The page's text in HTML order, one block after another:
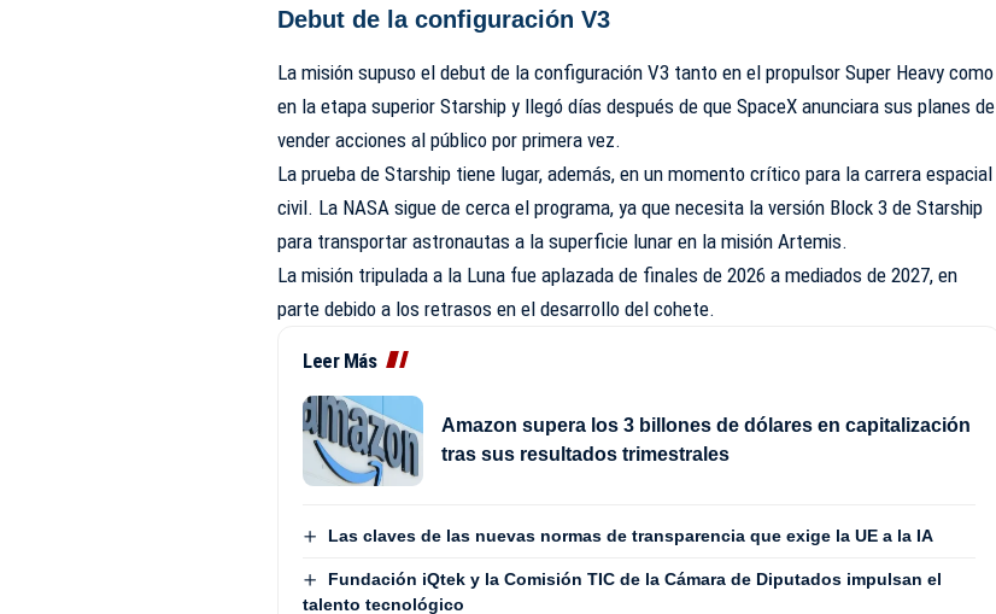
Debut de la configuración V3
La misión supuso el debut de la configuración V3 tanto en el propulsor Super Heavy como
en la etapa superior Starship y llegó días después de que SpaceX anunciara sus planes de
vender acciones al público por primera vez.
La prueba de Starship tiene lugar, además, en un momento crítico para la carrera espacial
civil. La NASA sigue de cerca el programa, ya que necesita la versión Block 3 de Starship
para transportar astronautas a la superficie lunar en la misión Artemis.
La misión tripulada a la Luna fue aplazada de finales de 2026 a mediados de 2027, en
parte debido a los retrasos en el desarrollo del cohete.
Leer Más
Amazon supera los 3 billones de dólares en capitalización
tras sus resultados trimestrales
Las claves de las nuevas normas de transparencia que exige la UE a la IA
Fundación iQtek y la Comisión TIC de la Cámara de Diputados impulsan el
talento tecnológico